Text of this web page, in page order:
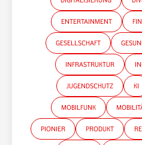
ENTERTAINMENT
GESELLSCHAFT
INFRASTRUKTUR
JUGENDSCHUTZ KI
MOBILFUNK
PIONIER PRODUKT